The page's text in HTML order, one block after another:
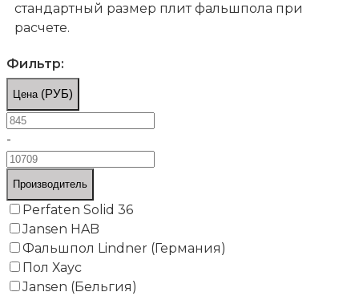
Сферы применения фальшпола
Фальшпол для промышленных объектов
стандартный размер плит фальшпола при
расчете.
Фильтр:
Цена (РУБ)
-
Производитель
Perfaten Solid 36
Jansen HAB
Фальшпол Lindner (Германия)
Пол Хаус
Jansen (Бельгия)